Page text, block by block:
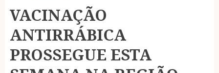
VACINAÇÃO
ANTIRRÁBICA
PROSSEGUE ESTA